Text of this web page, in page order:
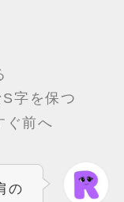
字を保つ
ぐ前へ
の